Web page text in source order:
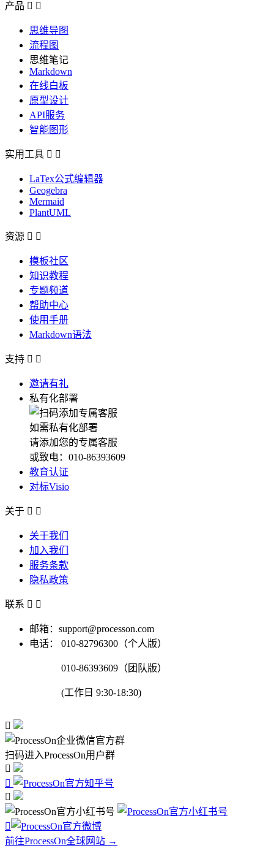
产品  
思维导图
流程图
思维笔记
Markdown
在线白板
原型设计
API服务
智能图形
实用工具  
LaTex公式编辑器
Geogebra
Mermaid
PlantUML
资源  
模板社区
知识教程
专题频道
帮助中心
使用手册
Markdown语法
支持  
邀请有礼
私有化部署
如需私有化部署
请添加您的专属客服
或致电：010-86393609
教育认证
对标Visio
关于  
关于我们
加入我们
服务条款
隐私政策
联系  
邮箱：support@processon.com
电话：
010-82796300（个人版）
010-86393609（团队版）
(工作日 9:30-18:30)

扫码进入ProcessOn用户群




前往ProcessOn全球网站 →